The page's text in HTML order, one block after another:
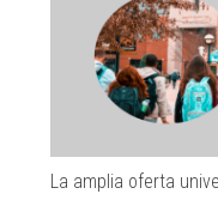
La amplia oferta